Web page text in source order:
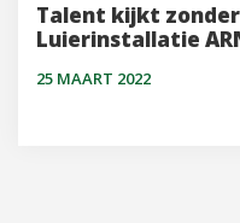
Talent kijkt
Luierinstallatie
25 MAART 2022